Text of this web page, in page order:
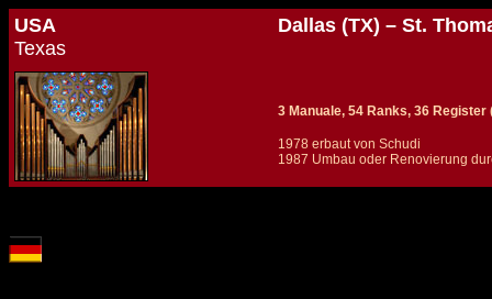
USA
Texas
Dallas (TX) – St.
3 Manuale, 54 Ranks, 36 Register
1978 erbaut von Schudi
1987 Umbau oder Renovierung